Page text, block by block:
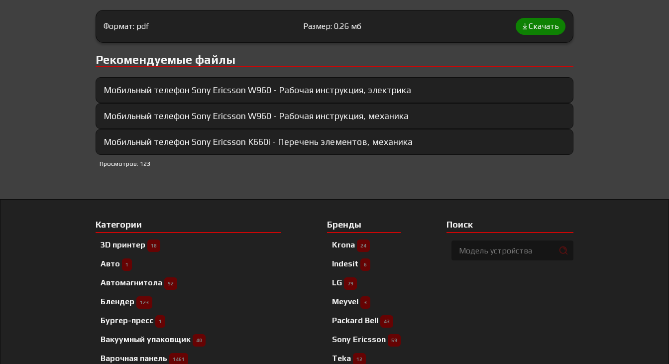
Формат: pdf Размер: 0.26 мб Скачать
Рекомендуемые файлы
Мобильный телефон Sony Ericsson W960 - Рабочая инструкция, электрика
Мобильный телефон Sony Ericsson W960 - Рабочая инструкция, механика
Мобильный телефон Sony Ericsson K660i - Перечень элементов, механика
Просмотров: 123
Категории
3D принтер 18
Авто 1
Автомагнитола 92
Блендер 123
Бургер-пресс 1
Вакуумный упаковщик 40
Варочная панель 1461
Бренды
Krona 24
Indesit 6
LG 79
Meyvel 3
Packard Bell 43
Sony Ericsson 59
Teka 12
Поиск